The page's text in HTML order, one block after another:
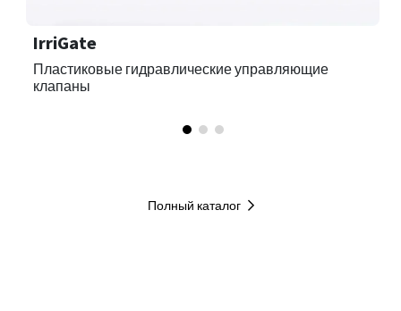
IrriGate
Пластиковые гидравлические управляющие
клапаны
Полный каталог